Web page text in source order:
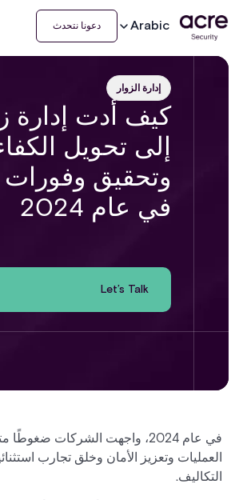
Arabic دعونا نتحدث
إدارة الزوار
إلى تحويل
وتحقيق وفورات
في عام 2024
Let’s Talk
في عام 2024، واجهت الشركات
العمليات وتعزيز الأمان وخلق تجارب
التكاليف.